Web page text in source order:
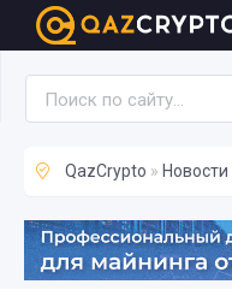
QazCrypto » Новости
Новости